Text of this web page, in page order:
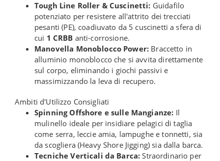
Tough Line Roller & Cuscinetti: Guidafilo
potenziato per resistere all'attrito dei trecciati
pesanti (PE), coadiuvato da 5 cuscinetti a sfera di
cui 1 CRBB anti-corrosione.
Manovella Monoblocco Power: Braccetto in
alluminio monoblocco che si avvita direttamente
sul corpo, eliminando i giochi passivi e
massimizzando la leva di recupero.
Ambiti d'Utilizzo Consigliati
Spinning Offshore e sulle Mangianze: Il
mulinello ideale per insidiare pelagici di taglia
come serra, leccie amia, lampughe e tonnetti, sia
da scogliera (Heavy Shore Jigging) sia dalla barca.
Tecniche Verticali da Barca: Straordinario per